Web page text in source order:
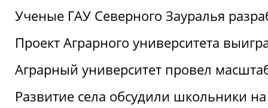
Ученые ГАУ Северного Зауралья
Проект Аграрного университета
Аграрный университет провел
Развитие села обсудили школьники